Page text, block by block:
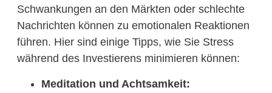
Schwankungen an den Märkten oder schlechte
Nachrichten können zu emotionalen Reaktionen
führen. Hier sind einige Tipps, wie Sie Stress
während des Investierens minimieren können:
Meditation und Achtsamkeit: